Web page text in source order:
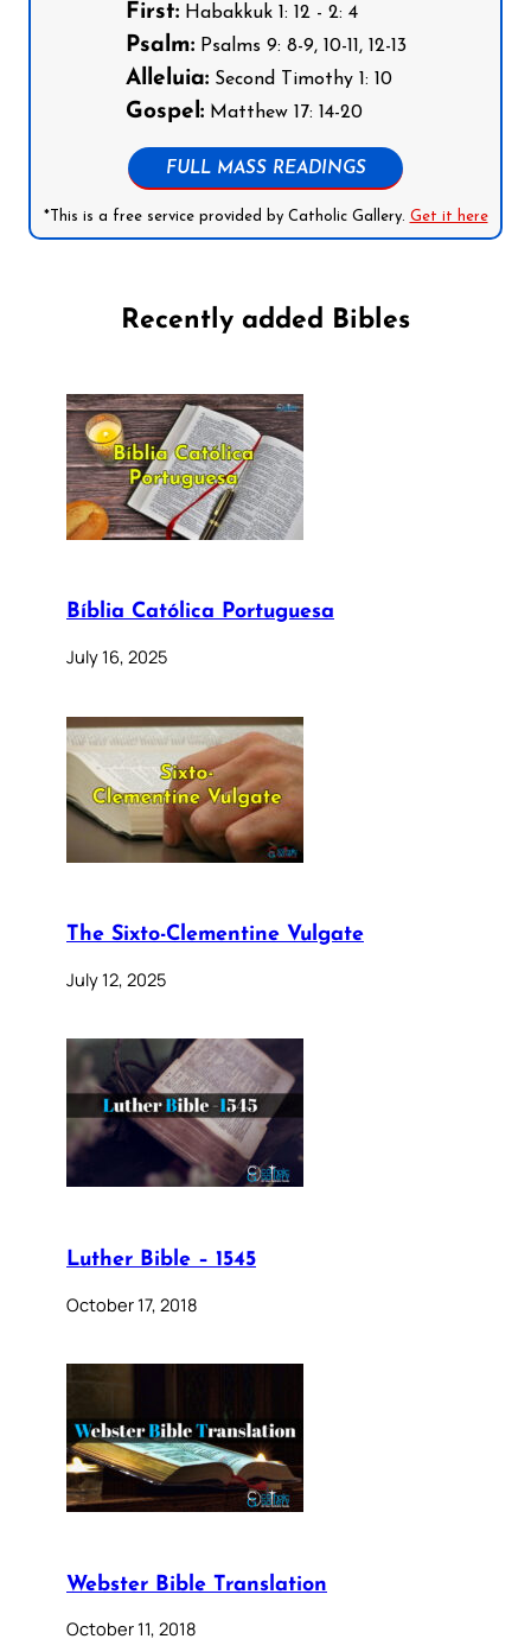
First:Habakkuk 1: 12 - 2: 4
Psalm:Psalms 9: 8-9, 10-11, 12-13
Alleluia:Second Timothy 1: 10
Gospel:Matthew 17: 14-20
FULL MASS READINGS
*This is a free service provided by Catholic Gallery. Get it here
Recently added Bibles
Bíblia Católica Portuguesa
July 16, 2025
The Sixto-Clementine Vulgate
July 12, 2025
Luther Bible – 1545
October 17, 2018
Webster Bible Translation
October 11, 2018